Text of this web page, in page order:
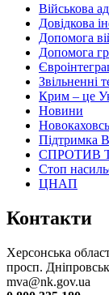
Військова
Довідкова
Допомога
Допомога
Звільненні
Крим – це
Новини
Підтримка
СПРОТИВ
Стоп
ЦНАП
Контакти
Херсонська
просп.
mva@nk.gov.ua